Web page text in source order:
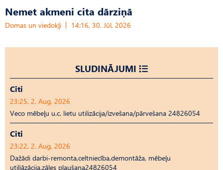
Nemet akmeni cita dārziņā
Domas un viedokļi 14:16, 30. Jūl, 2026
SLUDINĀJUMI
Citi
23:25, 2. Aug, 2026
Veco mēbeļu u.c. lietu utilizācija/izvešana/pārvešana 24826054
Citi
23:22, 2. Aug, 2026
Dažādi darbi-remonta,celtniecība,demontāža, mēbeļu
utiliāzācija,zāles pļaušana24826054